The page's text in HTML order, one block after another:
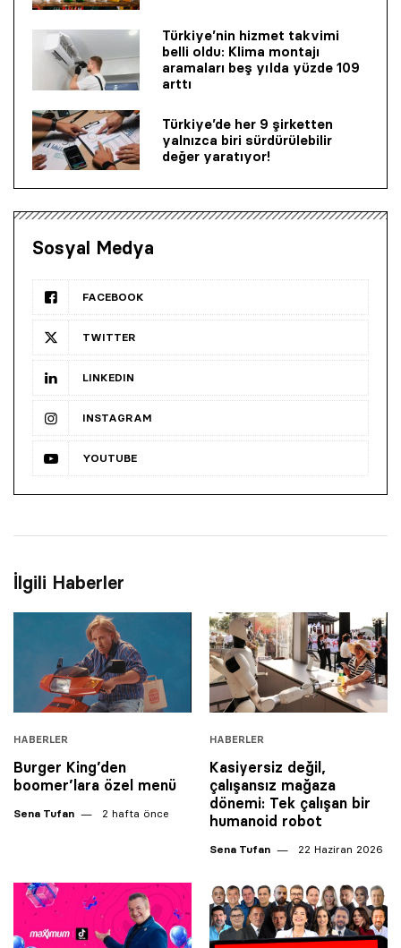
Türkiye’nin hizmet takvimi
belli oldu: Klima montajı
aramaları beş yılda yüzde 109
arttı
Türkiye’de her 9 şirketten
yalnızca biri sürdürülebilir
değer yaratıyor!
Sosyal Medya
FACEBOOK
TWITTER
LINKEDIN
INSTAGRAM
YOUTUBE
İlgili Haberler
HABERLER
Burger King’den
boomer’lara özel menü
Sena Tufan 2 hafta önce
HABERLER
Kasiyersiz değil,
çalışansız mağaza
dönemi: Tek çalışan bir
humanoid robot
Sena Tufan 22 Haziran 2026